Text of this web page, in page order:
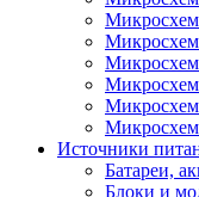
Источники
Батареи,
Блоки и